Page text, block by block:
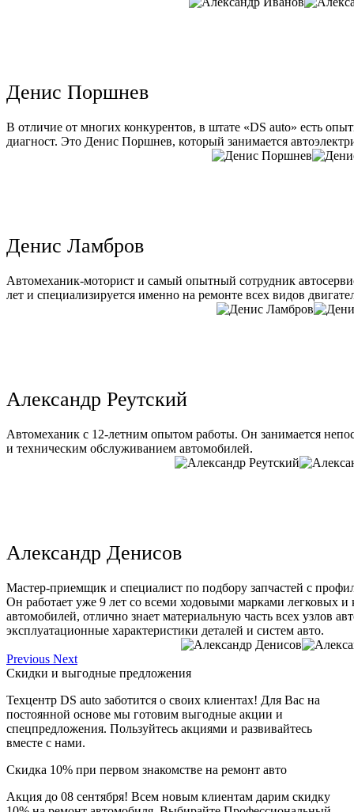
Денис Поршнев
В отличие от многих конкурентов, в штате «DS auto» есть
диагност. Это Денис Поршнев, который занимается
Денис Ламбров
Автомеханик-моторист и самый опытный сотрудник
лет и специализируется именно на ремонте всех видов
Александр Реутский
Автомеханик с 12-летним опытом работы. Он занимается
и техническим обслуживанием автомобилей.
Александр Денисов
Мастер-приемщик и специалист по подбору запчастей с
Он работает уже 9 лет со всеми ходовыми марками легковых и
автомобилей, отлично знает материальную часть всех узлов
эксплуатационные характеристики деталей и систем авто.
Previous Next
Скидки и выгодные предложения
Техцентр DS auto заботится о своих клиентах! Для Вас на
постоянной основе мы готовим выгодные акции и
спецпредложения. Пользуйтесь акциями и развивайтесь
вместе с нами.
Скидка 10% при первом знакомстве на ремонт авто
Акция до 08 сентября! Всем новым клиентам дарим скидку